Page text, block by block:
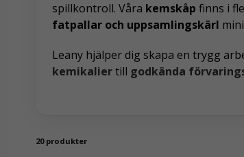
spillkontroll. Våra kemskåp finns i
fatpallar och uppsamlingskärl
Leany hjälper dig skapa en trygg
kemikaliertill godkända
20 produkter